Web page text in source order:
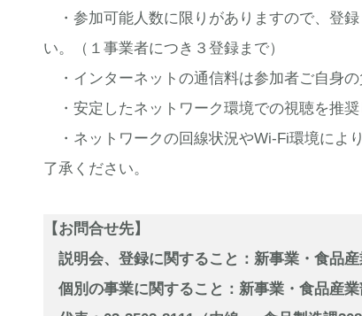
・参加可能人数に限りがありますので、登
い。（１事業者につき３登録まで）
・インターネットの通信料は参加者ご自身の
・安定したネットワーク環境での視聴を推奨
・ネットワークの回線状況やWi-Fi環境によ
了承ください。
【お問合せ先】
説明会、登録に関すること：新事業・食品
個別の事業に関すること：新事業・食品産